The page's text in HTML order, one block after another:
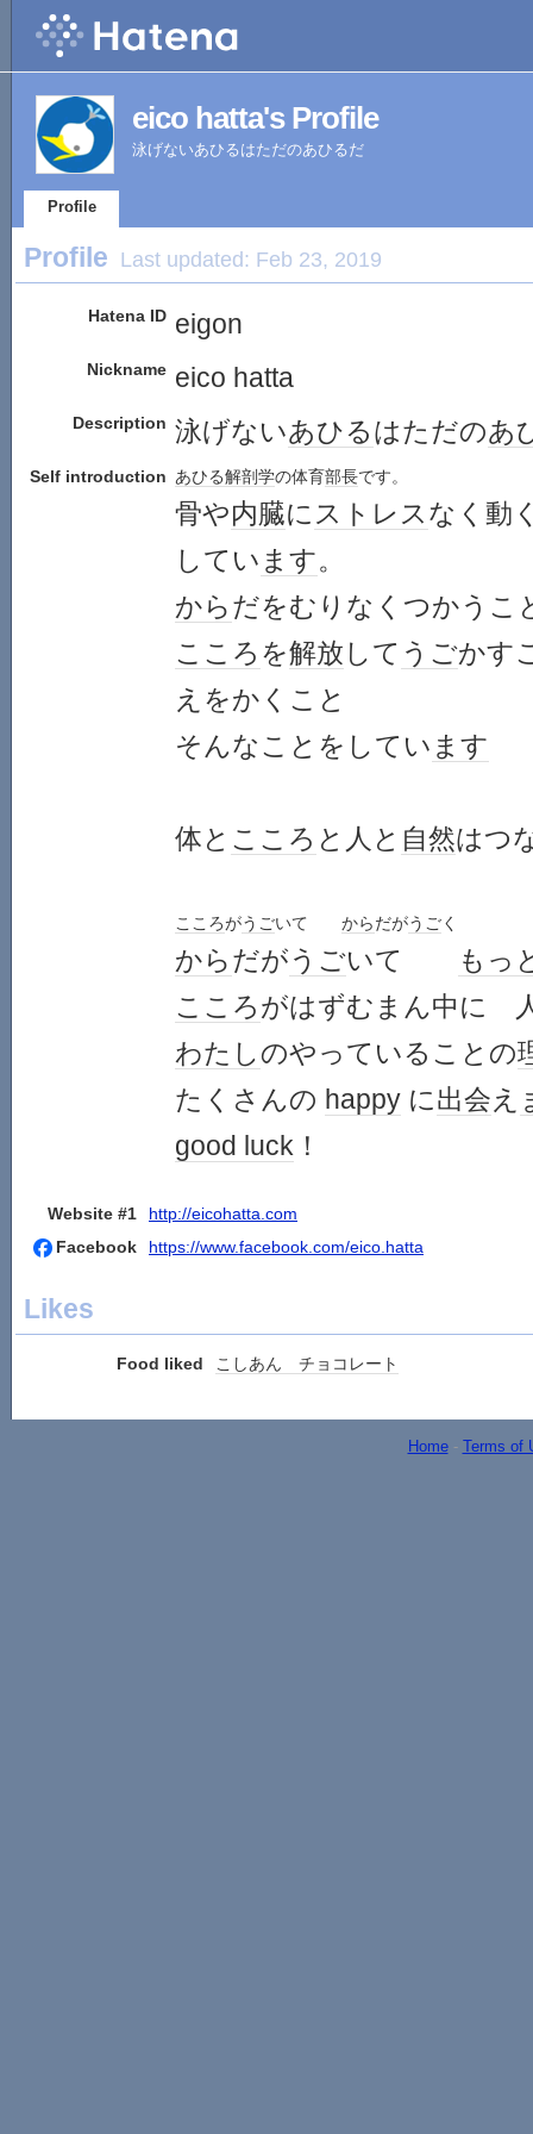
eico hatta's Profile
泳げないあひるはただのあひるだ
Profile
Profile Last updated: Feb 23, 2019
Hatena ID eigon
Nickname eico hatta
Description 泳げないあひるはただのあ
Self introduction あひる解剖学の体育部長です。
骨や内臓にストレスなく動
してい ます。
からだをむりなくつかうこ
こころ を解放 して うごかす
えをかくこと
そんなことをしてい ます
体と こころ と人と 自然はつ
こころがうごいて からだがうごく
からだがうごいて
もっ
こころがはずむまん中に
わたしのやっていることの
たくさんの happy に出会え
good luck ！
Website #1
http://eicohatta.com
Facebook
https://www.facebook.com/eico.hatta
Likes
Food liked こしあん チョコレート
Home- Terms of